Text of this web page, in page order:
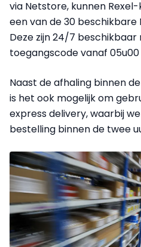
via Netstore, kunnen
een van de 30 beschikbare
Deze zijn 24/7
toegangscode vanaf
Naast de afhaling binnen
is het ook mogelijk om
express delivery, waarbij
bestelling binnen de twee